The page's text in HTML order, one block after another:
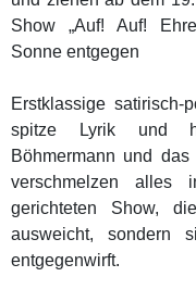
Show „Auf! Auf!
Sonne entgegen
Erstklassige satirisch-
spitze Lyrik und
Böhmermann und das
verschmelzen alles
gerichteten Show,
ausweicht, sondern
entgegenwirft.